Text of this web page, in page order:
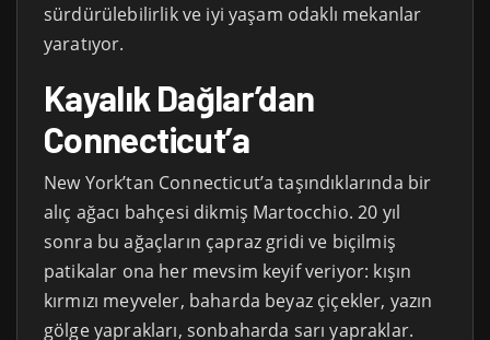
sürdürülebilirlik ve iyi yaşam odaklı mekanlar
yaratıyor.
Kayalık Dağlar’dan
Connecticut’a
New York’tan Connecticut’a taşındıklarında bir
alıç ağacı bahçesi dikmiş Martocchio. 20 yıl
sonra bu ağaçların çapraz gridi ve biçilmiş
patikalar ona her mevsim keyif veriyor: kışın
kırmızı meyveler, baharda beyaz çiçekler, yazın
gölge yaprakları, sonbaharda sarı yapraklar.